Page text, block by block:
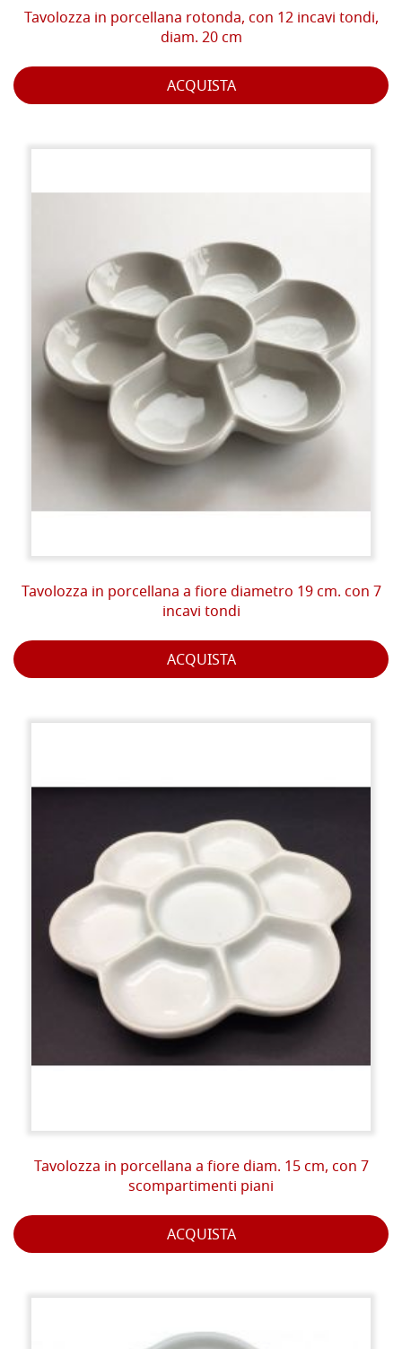
Tavolozza in porcellana rotonda, con 12 incavi tondi,
diam. 20 cm
ACQUISTA
Tavolozza in porcellana a fiore diametro 19 cm. con 7
incavi tondi
ACQUISTA
Tavolozza in porcellana a fiore diam. 15 cm, con 7
scompartimenti piani
ACQUISTA